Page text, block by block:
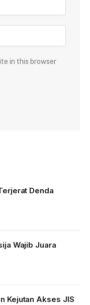
in this browser
Denda
Wajib Juara
Kejutan Akses JIS